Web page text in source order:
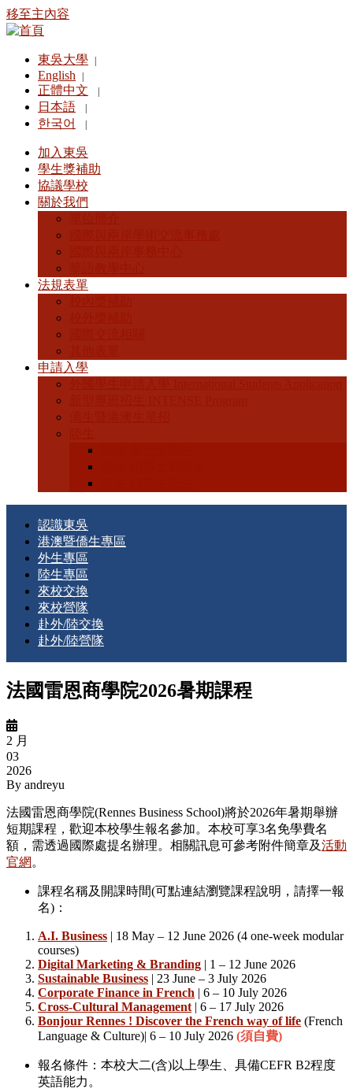
移至主內容
東吳大學
English
正體中文
日本語
한국어
加入東吳
學生獎補助
協議學校
關於我們
法規表單
申請入學
認識東吳
港澳暨僑生專區
外生專區
陸生專區
來校交換
來校營隊
赴外/陸交換
赴外/陸營隊
法國雷恩商學院2026暑期課程
2 月
03
2026
By andreyu
法國雷恩商學院(Rennes Business School)將於2026年暑期舉辦
短期課程，歡迎本校學生報名參加。本校可享3名免學費名
額，需透過國際處提名辦理。相關訊息可參考附件簡章及活動
官網 。
課程名稱及開課時間(可點連結瀏覽課程說明，請擇一報
名)：
A.I. Business | 18 May – 12 June 2026 (4 one-week modular
courses)
Digital Marketing & Branding | 1 – 12 June 2026
Sustainable Business | 23 June – 3 July 2026
Corporate Finance in French | 6 – 10 July 2026
Cross-Cultural Management | 6 – 17 July 2026
Bonjour Rennes ! Discover the French way of life (French
Language & Culture)| 6 – 10 July 2026 (須自費)
報名條件：本校大二(含)以上學生、具備CEFR B2程度
英語能力。